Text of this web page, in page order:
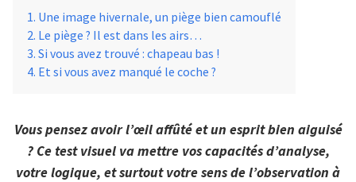
Une image hivernale, un piège bien camouflé
Le piège ? Il est dans les airs…
Si vous avez trouvé : chapeau bas !
Et si vous avez manqué le coche ?
Vous pensez avoir l’œil affûté et un esprit bien aiguisé
? Ce test visuel va mettre vos capacités d’analyse,
votre logique, et surtout votre sens de l’observation à